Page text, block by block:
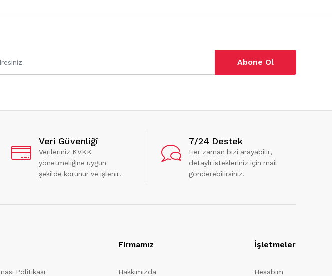
Abone Ol
Veri Güvenliği
Verileriniz KVKK
yönetmeliğine uygun
şekilde korunur ve işlenir.
7/24 Destek
Her zaman bizi arayabilir,
detaylı istekleriniz için mail
gönderebilirsiniz.
Politikası
Firmamız
Hakkımızda
İşletmeler
Hesabım